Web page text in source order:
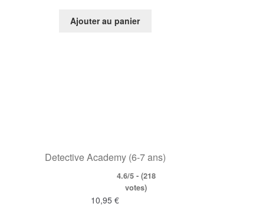
Ajouter au panier
Detective Academy (6-7 ans)
4.6/5 - (218
votes)
10,95€